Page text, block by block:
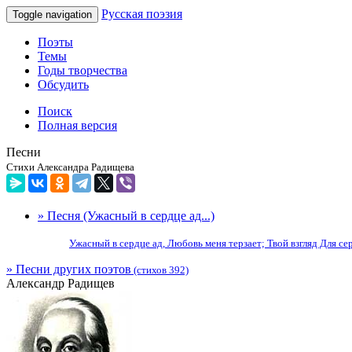
Toggle navigation Русская поэзия
Поэты
Темы
Годы творчества
Обсудить
Поиск
Полная версия
Песни
Стихи Александра Радищева
» Песня (Ужасный в сердце ад...)
Ужасный в сердце ад, Любовь меня терзает; Твой взгляд Для
» Песни других поэтов (стихов 392)
Александр Радищев